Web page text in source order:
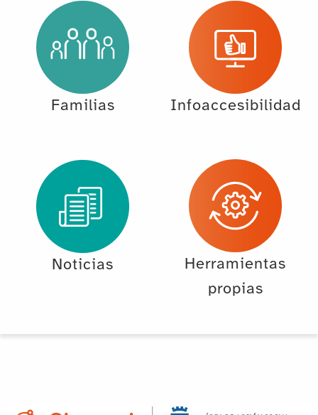
Familias Infoaccesibilidad
Noticias
Herramientas
propias